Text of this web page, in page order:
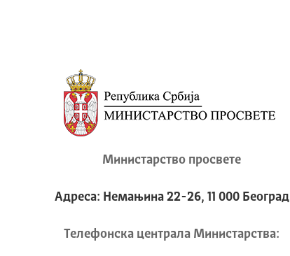
Министарство просвете
Адреса: Немањина 22-26, 11 000 Београд
Телeфонска централа Mинистарства: